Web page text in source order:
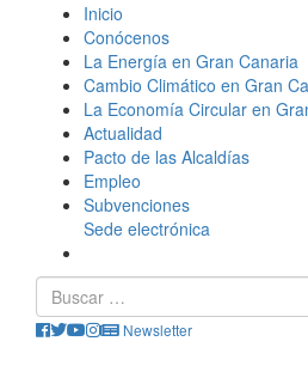
Inicio
Conócenos
La Energía en Gran Canaria
Cambio Climático en Gran
La Economía Circular en
Actualidad
Pacto de las Alcaldías
Empleo
Subvenciones
Sede electrónica
Newsletter